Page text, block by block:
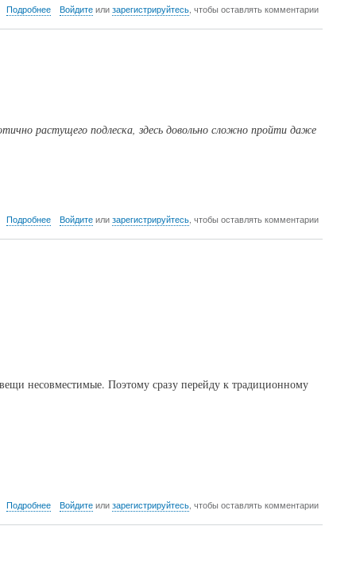
Подробнеео
Войдитеили зарегистрируйтесь, чтобы оставлять комментарии
растущего подлеска, здесь довольно сложно пройти даже
Подробнеео
Войдитеили зарегистрируйтесь, чтобы оставлять комментарии
несовместимые. Поэтому сразу перейду к традиционному
Подробнеео
Войдитеили зарегистрируйтесь, чтобы оставлять комментарии